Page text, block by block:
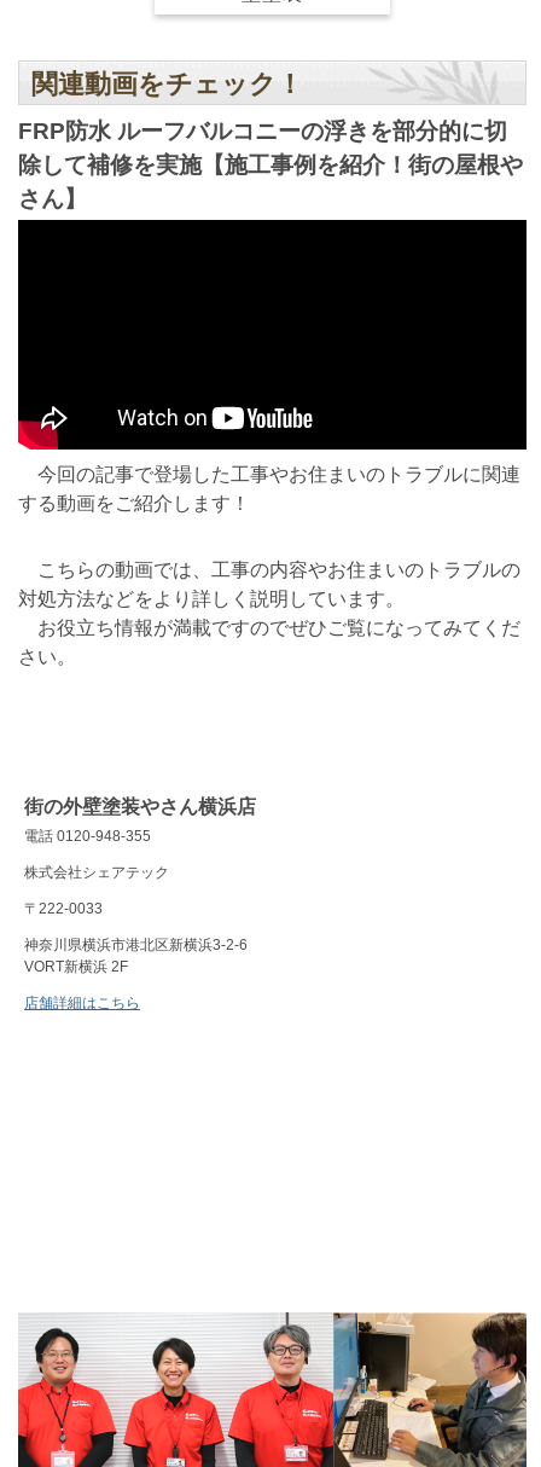
関連動画をチェック！
FRP防水 ルーフバルコニーの浮きを部分的に切
除して補修を実施【施工事例を紹介！街の屋根や
さん】
今回の記事で登場した工事やお住まいのトラブルに関連
する動画をご紹介します！
こちらの動画では、工事の内容やお住まいのトラブルの
対処方法などをより詳しく説明しています。
お役立ち情報が満載ですのでぜひご覧になってみてくだ
さい。
街の外壁塗装やさん横浜店
電話 0120-948-355
株式会社シェアテック
〒222-0033
神奈川県横浜市港北区新横浜3-2-6
VORT新横浜 2F
店舗詳細はこちら